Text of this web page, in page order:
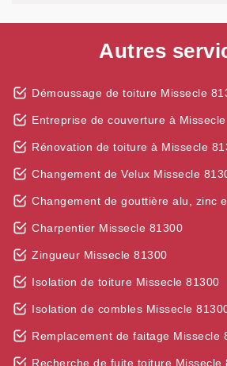
Autres
Démoussage de toiture Missecle
Entreprise de couverture à
Rénovation de toiture à Missecle
Changement de Velux Missecle
Changement de gouttière alu, zinc
Charpentier Missecle 81300
Zingueur Missecle 81300
Isolation de toiture Missecle 81300
Isolation de combles Missecle
Remplacement de faitage Missecle
Recherche de fuite toiture Missecle